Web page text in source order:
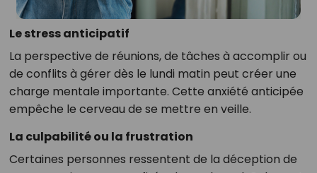
Le stress anticipatif
La perspective de réunions, de tâches à accomplir ou
de conflits à gérer dès le lundi matin peut créer une
charge mentale importante. Cette anxiété anticipée
empêche le cerveau de se mettre en veille.
La culpabilité ou la frustration
Certaines personnes ressentent de la déception de